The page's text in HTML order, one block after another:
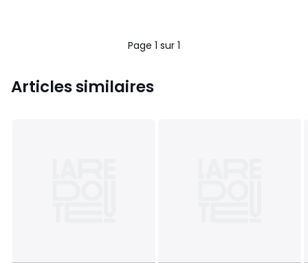
Page 1 sur 1
Articles similaires